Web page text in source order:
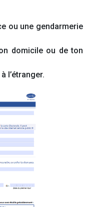
ou une gendarmerie
domicile ou de ton
l’étranger.